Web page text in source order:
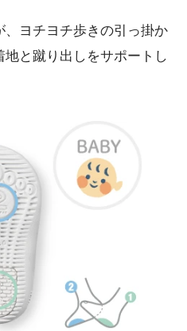
ヨチヨチ歩きの引っ掛か
と蹴り出しをサポートし